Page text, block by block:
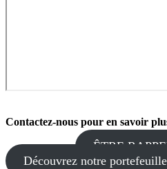
Contactez-nous pour en savoir
ÊTRE
Découvrez notre